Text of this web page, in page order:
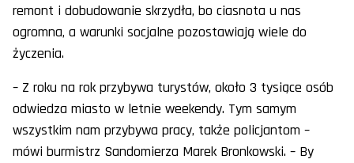
remont i dobudowanie skrzydła, bo ciasnota u nas
ogromna, a warunki socjalne pozostawiają wiele do
życzenia.
– Z roku na rok przybywa turystów, około 3 tysiące osób
odwiedza miasto w letnie weekendy. Tym samym
wszystkim nam przybywa pracy, także policjantom –
mówi burmistrz Sandomierza Marek Bronkowski. – By